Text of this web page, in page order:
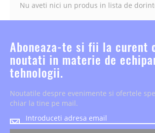
Nu aveti nici un produs in lista de
Aboneaza-te si fii la curent
noutati in materie de
tehnologii.
Noutatile despre evenimente si ofertele
chiar la tine pe mail.
Noutatile
despre